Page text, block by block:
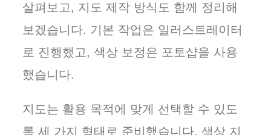
살펴보고, 지도 제작 방식도 함께 정리해
보겠습니다. 기본 작업은 일러스트레이터
로 진행했고, 색상 보정은 포토샵을 사용
했습니다.
지도는 활용 목적에 맞게 선택할 수 있도
록 세 가지 형태로 준비했습니다. 색상 지